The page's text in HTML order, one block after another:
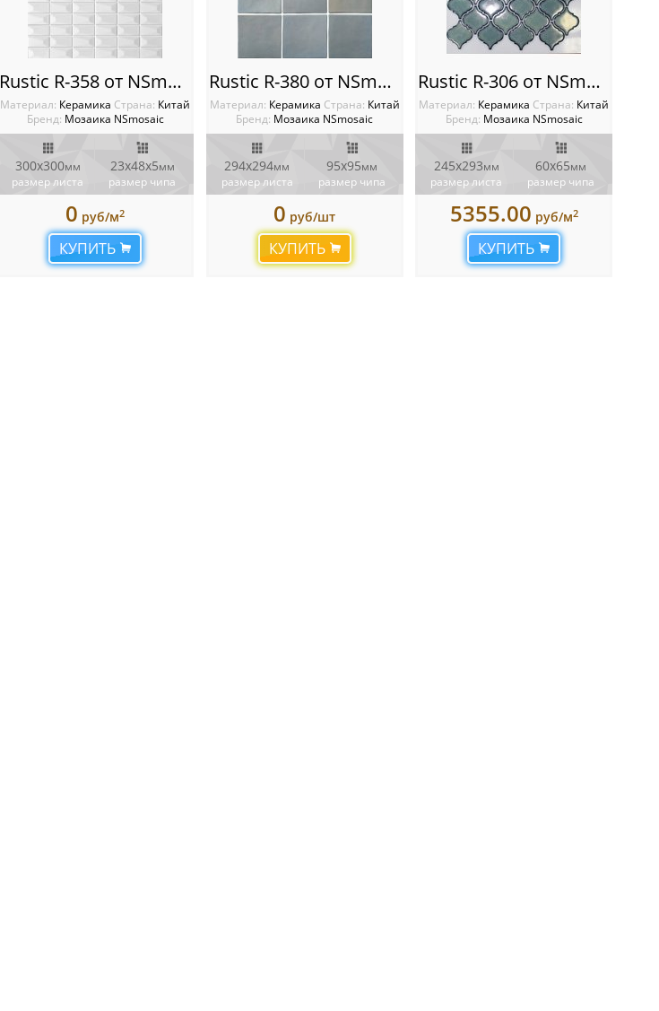
Rustic R-358 от NSmosaic
Материал: Керамика Cтрана: Китай
Бренд: Мозаика NSmosaic
300x300мм
размер листа
23х48x5мм
размер чипа
0 руб/м2
КУПИТЬ
Rustic R-380 от NSmosaic
Материал: Керамика Cтрана: Китай
Бренд: Мозаика NSmosaic
294x294мм
размер листа
95x95мм
размер чипа
0 руб/шт
КУПИТЬ
Rustic R-306 от NSmosaic
Материал: Керамика Cтрана: Китай
Бренд: Мозаика NSmosaic
245х293мм
размер листа
60х65мм
размер чипа
5355.00 руб/м2
КУПИТЬ